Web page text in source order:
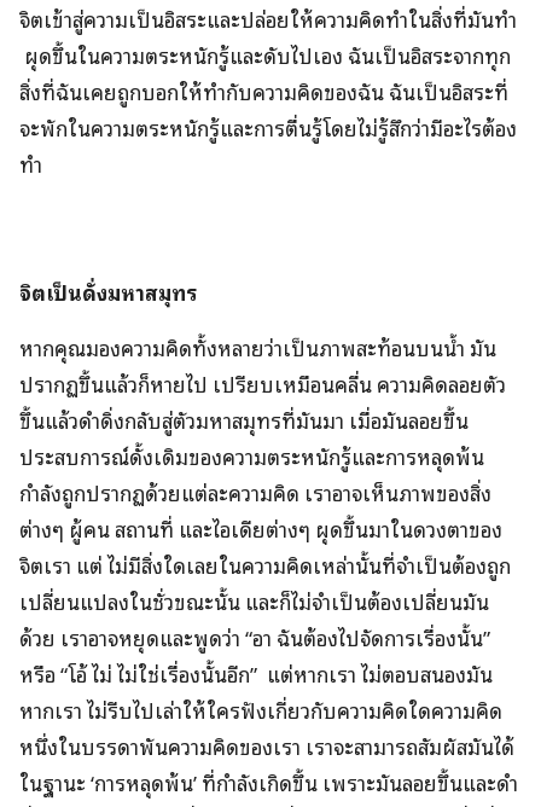
จิตเข้าสู่ความเป็นอิสระและปล่อยให้ความคิดทำในสิ่งที่มันทำ
ผุดขึ้นในความตระหนักรู้และดับไปเอง ฉันเป็นอิสระจากทุก
สิ่งที่ฉันเคยถูกบอกให้ทำกับความคิดของฉัน ฉันเป็นอิสระที่
จะพักในความตระหนักรู้และการตื่นรู้โดยไม่รู้สึกว่ามีอะไรต้อง
ทำ
จิตเป็นดั่งมหาสมุทร
หากคุณมองความคิดทั้งหลายว่าเป็นภาพสะท้อนบนน้ำ มัน
ปรากฏขึ้นแล้วก็หายไป เปรียบเหมือนคลื่น ความคิดลอยตัว
ขึ้นแล้วดำดิ่งกลับสู่ตัวมหาสมุทรที่มันมา เมื่อมันลอยขึ้น
ประสบการณ์ดั้งเดิมของความตระหนักรู้และการหลุดพ้น
กำลังถูกปรากฏด้วยแต่ละความคิด เราอาจเห็นภาพของสิ่ง
ต่างๆ ผู้คน สถานที่ และไอเดียต่างๆ ผุดขึ้นมาในดวงตาของ
จิตเรา แต่ ไม่มีสิ่งใดเลยในความคิดเหล่านั้นที่จำเป็นต้องถูก
เปลี่ยนแปลงในชั่วขณะนั้น และก็ไม่จำเป็นต้องเปลี่ยนมัน
ด้วย เราอาจหยุดและพูดว่า “อา ฉันต้องไปจัดการเรื่องนั้น”
หรือ “โอ้ ไม่ ไม่ใช่เรื่องนั้นอีก” แต่หากเรา ไม่ตอบสนองมัน
หากเรา ไม่รีบไปเล่าให้ใครฟังเกี่ยวกับความคิดใดความคิด
หนึ่งในบรรดาพันความคิดของเรา เราจะสามารถสัมผัสมันได้
ในฐานะ ‘การหลุดพ้น’ ที่กำลังเกิดขึ้น เพราะมันลอยขึ้นและดำ